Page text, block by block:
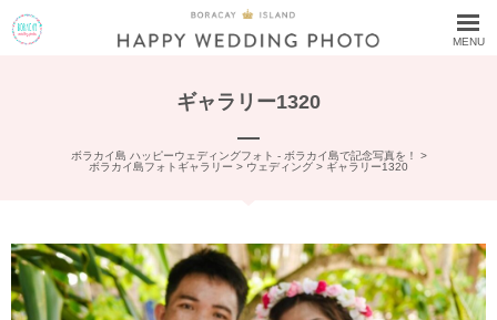
MENU
ギャラリー1320
ボラカイ島 ハッピーウェディングフォト - ボラカイ島で記念写真を！
>
ボラカイ島フォトギャラリー > ウェディング > ギャラリー1320